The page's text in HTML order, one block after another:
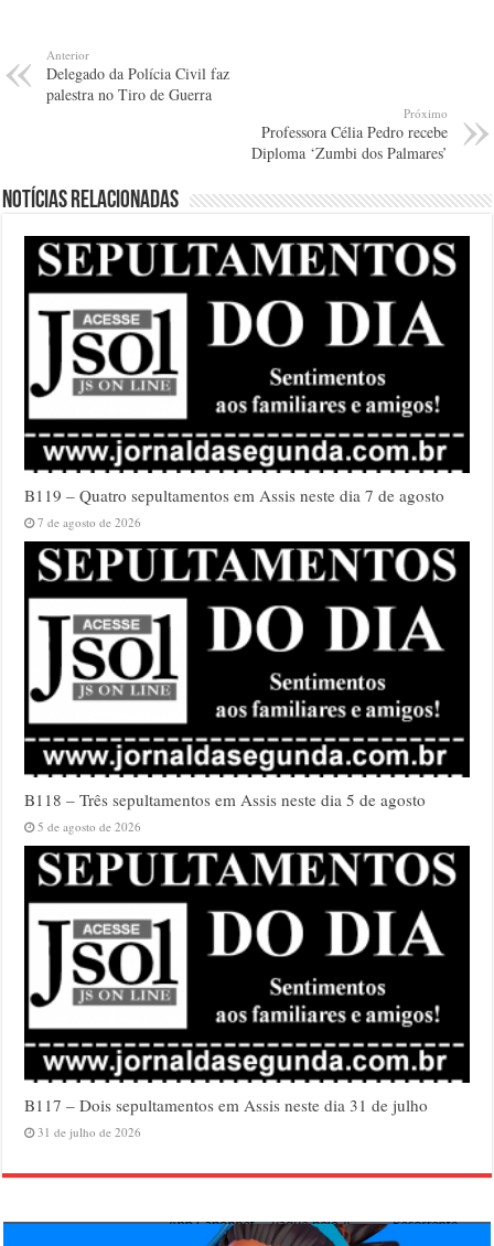
Anterior
Delegado da Polícia Civil faz
palestra no Tiro de Guerra
Próximo
Professora Célia Pedro recebe
Diploma ‘Zumbi dos Palmares’
Notícias relacionadas
B119 – Quatro sepultamentos em Assis neste dia 7 de agosto
7 de agosto de 2026
B118 – Três sepultamentos em Assis neste dia 5 de agosto
5 de agosto de 2026
B117 – Dois sepultamentos em Assis neste dia 31 de julho
31 de julho de 2026